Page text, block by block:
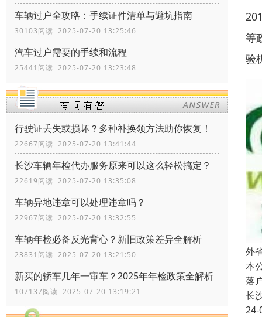
车辆过户全攻略：手续证件清单与避坑指南
30103阅读 2025-07-20 13:25:46
汽车过户需要的手续和流程
25441阅读 2025-07-20 13:23:48
行驶证丢失或损坏？多种补换领方法助你恢复！
22667阅读 2025-07-20 13:41:44
长沙车辆年检代办服务原来可以这么轻松搞定？
22619阅读 2025-07-20 13:35:08
车辆异地违章可以处理违章吗？
22967阅读 2025-07-20 13:32:55
车辆年检必备反光背心？新旧政策差异全解析
23831阅读 2025-07-20 13:21:50
新买的轿车几年一审车？2025年年检政策全解析
107137阅读 2025-07-20 13:19:21
等
验
外
本
落
长
24-